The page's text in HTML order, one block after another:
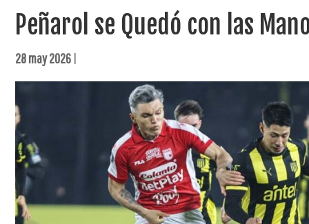
Peñarol se Quedó con las
28 may 2026 |